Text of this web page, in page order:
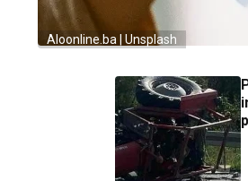
Aloonline.ba | Unsplash